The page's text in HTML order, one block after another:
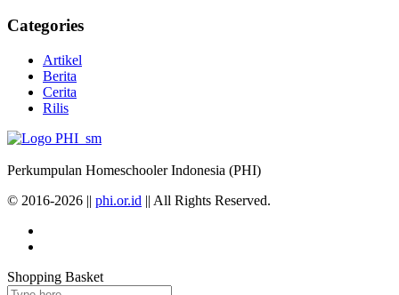
Categories
Artikel
Berita
Cerita
Rilis
Perkumpulan Homeschooler Indonesia (PHI)
© 2016-2026 || phi.or.id || All Rights Reserved.
Shopping Basket